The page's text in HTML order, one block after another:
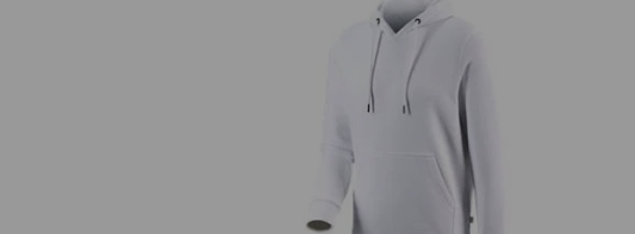
Mikina s kapucňou e.s. poly cotton